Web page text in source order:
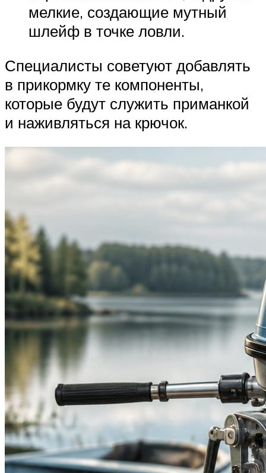
мелкие, создающие мутный
шлейф в точке ловли.
Специалисты советуют добавлять
в прикормку те компоненты,
которые будут служить приманкой
и наживляться на крючок.